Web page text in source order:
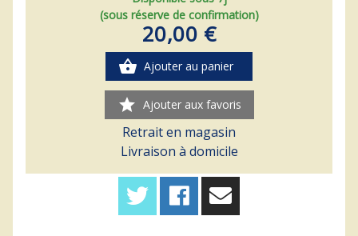
(sous réserve de confirmation)
20,00 €
shopping_basket Ajouter au panier
star Ajouter aux favoris
Retrait en magasin
Livraison à domicile